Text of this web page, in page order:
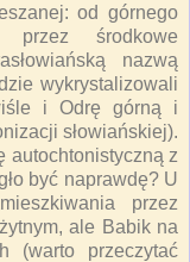
od górnego
przez środkowe
nazwą
wykrystalizowali
i Odrę górną i
słowiańskiej).
autochtonistyczną z
być naprawdę? U
przez
ale Babik na
(warto przeczytać